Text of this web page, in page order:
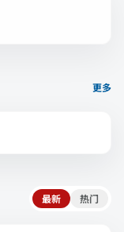
更多
最新 热门